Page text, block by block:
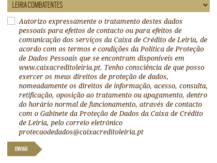
Autorizo expressamente o tratamento destes dados
pessoais para efeitos de contacto ou para efeitos de
comunicação dos serviços da Caixa de Crédito de Leiria, de
acordo com os termos e condições da Política de Proteção
de Dados Pessoais que se encontram disponíveis em
www.caixacreditoleiria.pt. Tenho consciência de que posso
exercer os meus direitos de proteção de dados,
nomeadamente os direitos de informação, acesso, consulta,
retificação, oposição ao tratamento ou apagamento, dentro
do horário normal de funcionamento, através de contacto
com o Gabinete da Proteção de Dados da Caixa de Crédito
de Leiria, pelo correio eletrónico
protecaodedados@caixacreditoleiria.pt
ENVIAR